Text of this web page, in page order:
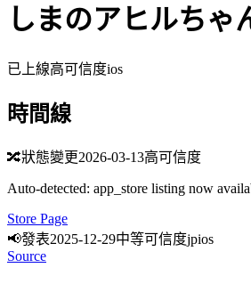
しまのアヒルちゃ
已上線高可信度ios
時間線
🔀狀態變更2026-03-13高可信度
Auto-detected: app_store listing now
Store Page
📢發表2025-12-29中等可信度jpios
Source